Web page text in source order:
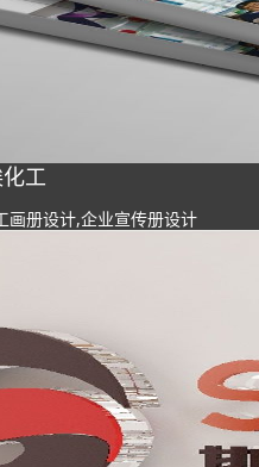
工
画册设计,企业宣传册设计